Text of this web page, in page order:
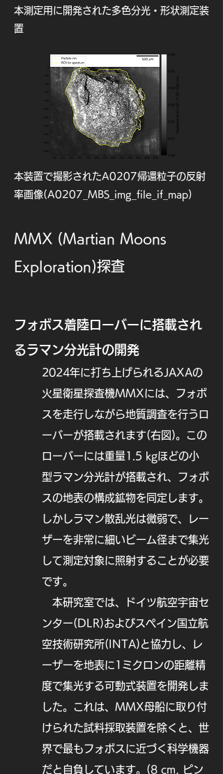
ル分析から得られたリュウグウ物質の
知見から、ONCデータを新たな角度
なってきました。また、欧州のHERA
ミッションを始め、近い将来小惑星探
査機が複数打ち上げ予定であり、この
ような次世代探査の計画にあたっても
ONCによる最新の小惑星画像が注目
されています。
ONCで撮られたリュウグウの全画像
はJAXAのデータアーカイブシステム
(https://data.darts.isas.jaxa.jp/pub/
公開されておりますので、是非ご参照
ください。
現在はやぶさ２は次の小惑星に向けて
の観測によって装置の機上校正を継続
2018; Tatsumi et al., 2019;
Kouyama et al., 2021; Yamada et
のデータを撮れるよう万全を期してい
ます。更に、航行中は黄道光や系外惑
星のトランジット観測など挑戦的な天
(文責　湯本)
参考文献
[14] Cho, Y., Morota, T.,
Kanamaru, M., Takaki, N., Yumoto,
(2021). Geologic history and crater
morphology of asteroid (162173)
Ryugu. Journal of Geophysical
e2020JE006572.
[13] DellaGiustina, D. N., Burke, K.
N., Walsh, K. J., Smith, P. H.,
Yumoto, K. (2020). Variations in
color and reflectance on the
surface of asteroid (101955)
Bennu. Science, 370(6517).
[12] Kameda, S., Suzuki, H.,
Takamatsu, T., Cho, Y., Yasuda, T.,
本測定用に開発された多色分光・形状測定装
置
本装置で撮影されたA0207帰還粒子の反射
率画像(A0207_MBS_img_file_if_map)
MMX (Martian Moons
Exploration)探査
フォボス着陸ローバーに搭載され
るラマン分光計の開発
2024年に打ち上げられる​JAXAの
火星衛星探査機MMXには、フォボ
スを走行しながら地質調査を行うロ
ーバーが搭載されます(右図)。この
ローバーには重量1.5 kgほどの小
型ラマン分光計が搭載され、フォボ
スの地表の構成鉱物を同定します。
しかしラマン散乱光は微弱で、レー
ザーを非常に細いビーム径まで集光
して測定対象に照射することが必要
です。
本研究室では、ドイツ航空宇宙セ
ンター(DLR)およびスペイン国立航
空技術研究所(INTA)と協力し、レ
ーザーを地表に1ミクロンの距離精
度で集光する可動式装置を開発しま
した。これは、MMX母船に取り付
けられた試料採取装置を除くと、世
界で最もフォボスに近づく科学機器
だと自負しています。(8 cm, ピン